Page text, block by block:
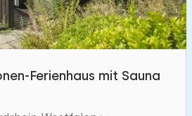
Ferienhaus mit Sauna